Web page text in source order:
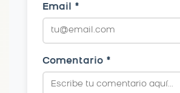
Email *
Comentario *